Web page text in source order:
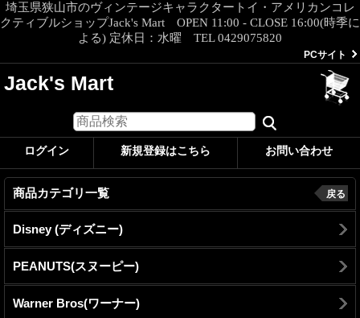
埼玉県狭山市のヴィンテージキャラクタートイ・アメリカンコレ
クティブルショップJack's Mart OPEN 11:00 - CLOSE 16:00(時季に
よる) 定休日：水曜 TEL 0429075820
PCサイト
Jack's Mart
ログイン 新規登録はこちら お問い合わせ
商品カテゴリ一覧 戻る
Disney (ディズニー)
PEANUTS(スヌーピー)
Warner Bros(ワーナー)